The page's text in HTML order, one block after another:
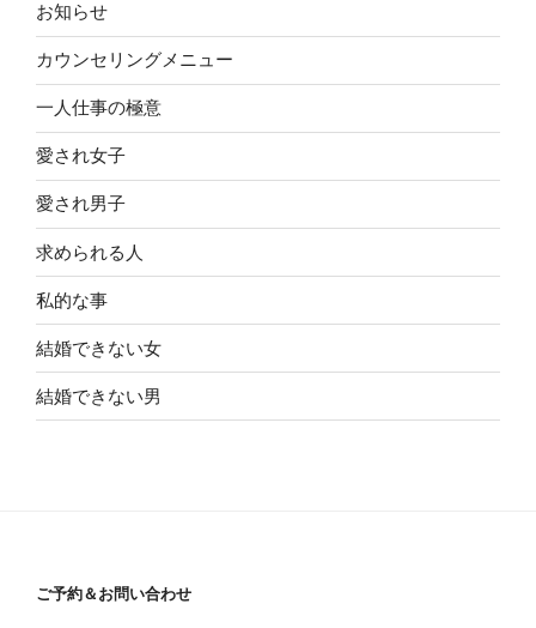
お知らせ
カウンセリングメニュー
一人仕事の極意
愛され女子
愛され男子
求められる人
私的な事
結婚できない女
結婚できない男
ご予約＆お問い合わせ